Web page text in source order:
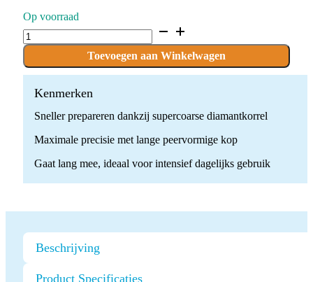
Op voorraad
D.830L.010.SG.FG
x
Boren
quantity
Toevoegen aan Winkelwagen
Kenmerken
Sneller prepareren dankzij supercoarse diamantkorrel
Maximale precisie met lange peervormige kop
Gaat lang mee, ideaal voor intensief dagelijks gebruik
Beschrijving
Product Specificaties